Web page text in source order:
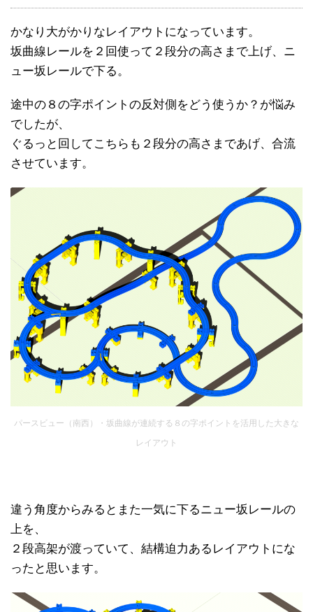
かなり大がかりなレイアウトになっています。
坂曲線レールを２回使って２段分の高さまで上げ、ニ
ュー坂レールで下る。
途中の８の字ポイントの反対側をどう使うか？が悩み
でしたが、
ぐるっと回してこちらも２段分の高さまであげ、合流
させています。
パースビュー（南西）・坂曲線が連続する８の字ポイントを活用した大きな
レイアウト
違う角度からみるとまた一気に下るニュー坂レールの
上を、
２段高架が渡っていて、結構迫力あるレイアウトにな
ったと思います。